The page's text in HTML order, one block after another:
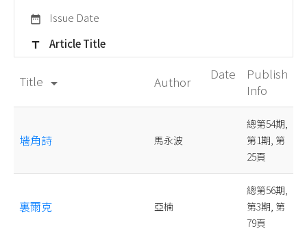
date_range Issue Date
title Article Title
Title arrow_drop_down Author Date
Publish
Info
墻角詩 馬永波
總第54期,
第1期, 第
25頁
裏爾克 亞楠
總第56期,
第3期, 第
79頁